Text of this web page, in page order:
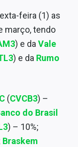
feira (1) as
março, tendo
) e daVale
) e da Rumo
(CVCB3) –
do Brasil
) – 10%;
Braskem